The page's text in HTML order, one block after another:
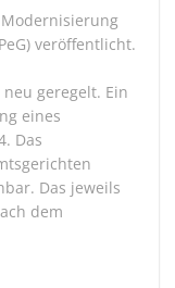
Modernisierung
veröffentlicht.
geregelt. Ein
eines
Das
Das jeweils
dem